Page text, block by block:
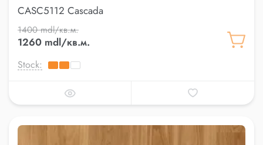
CASC5112 Cascada
1400 mdl/кв.м.
1260 mdl/кв.м.
Stock: